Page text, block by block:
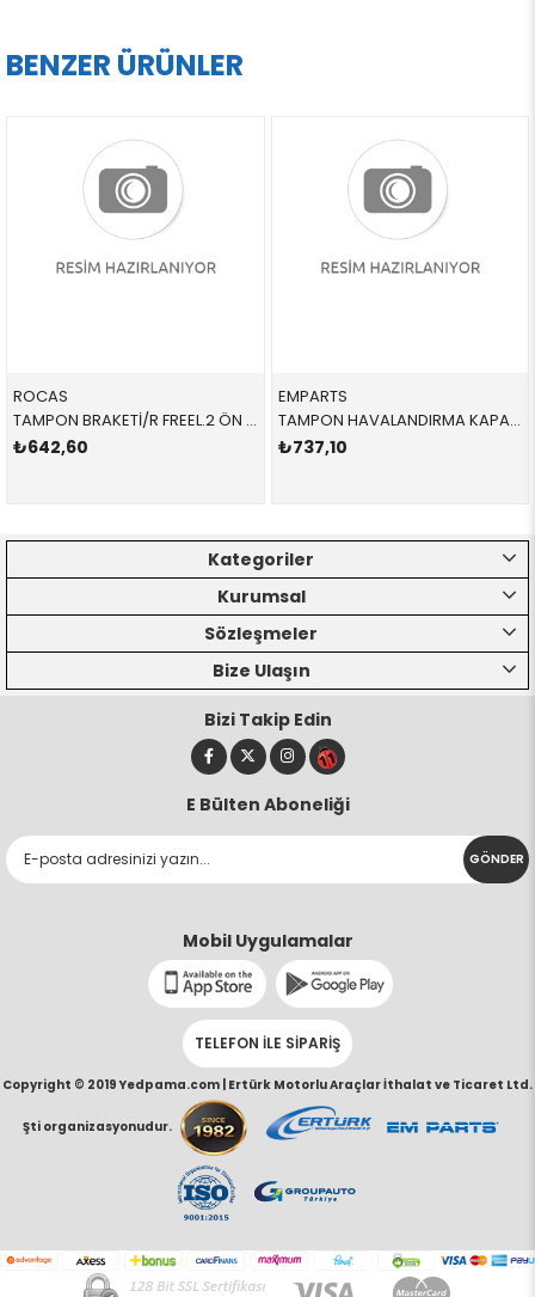
BENZER ÜRÜNLER
ROCAS
TAMPON BRAKETİ/R FREEL.2 ÖN LR029748R LR029748 LR029748
₺642,60
EMPARTS
TAMPON HAVALANDIRMA KAPAĞI / R 51748079722 51748079722 51748079722 G20
₺737,10
Kategoriler
Kurumsal
Sözleşmeler
Bize Ulaşın
Bizi Takip Edin
E Bülten Aboneliği
GÖNDER
Mobil Uygulamalar
TELEFON İLE SİPARİŞ
Copyright © 2019 Yedpama.com | Ertürk Motorlu Araçlar İthalat ve Ticaret Ltd.
Şti organizasyonudur.